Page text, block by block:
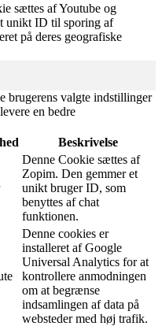
sættes af Youtube og
unikt ID til sporing af
på deres geografiske
brugerens valgte indstillinger
en bedre
Beskrivelse
Denne Cookie sættes af
Zopim. Den gemmer et
unikt bruger ID, som
benyttes af chat
funktionen.
Denne cookies er
installeret af Google
Universal Analytics for at
kontrollere anmodningen
om at begrænse
indsamlingen af ​​data på
websteder med høj trafik.